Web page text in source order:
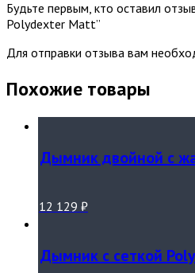
Будьте первым, кто оставил
Polydexter Matt”
Для отправки отзыва вам
Похожие товары
Дымник двойной с
12 129 ₽
Дымник с сеткой